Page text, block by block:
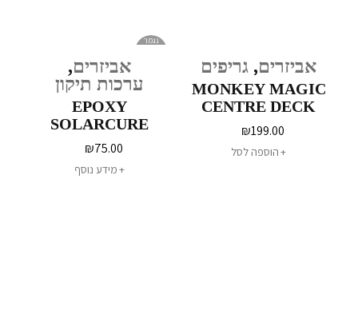
אביזרים, גריפים
MONKEY MAGIC
CENTRE DECK
₪199.00
הוספה לסל
נגמר
אביזרים,
ערכות תיקון
EPOXY
SOLARCURE
RESIN
₪75.00
מידע נוסף